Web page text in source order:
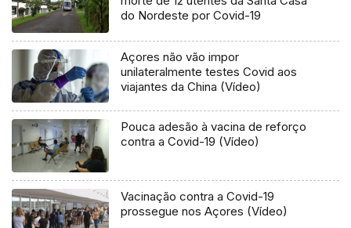
do Nordeste por Covid-19
Açores não vão impor
unilateralmente testes Covid aos
viajantes da China (Vídeo)
Pouca adesão à vacina de reforço
contra a Covid-19 (Vídeo)
Vacinação contra a Covid-19
prossegue nos Açores (Vídeo)